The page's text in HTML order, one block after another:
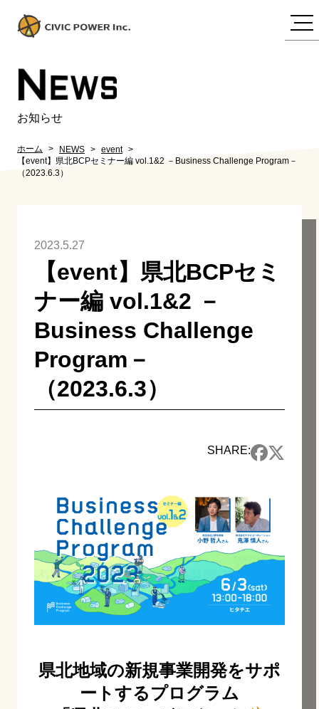
NEWS
お知らせ
ホーム NEWS
event
【event】県北BCPセミナー編 vol.1&2 －Business Challenge Program－
（2023.6.3）
2023.5.27
【event】県北BCPセミ
ナー編 vol.1&2 －
Business Challenge
Program－
（2023.6.3）
SHARE:
県北地域の新規事業開発をサポ
ートするプログラム